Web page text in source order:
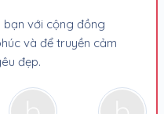
bạn với cộng đồng
và để truyền cảm
đẹp.